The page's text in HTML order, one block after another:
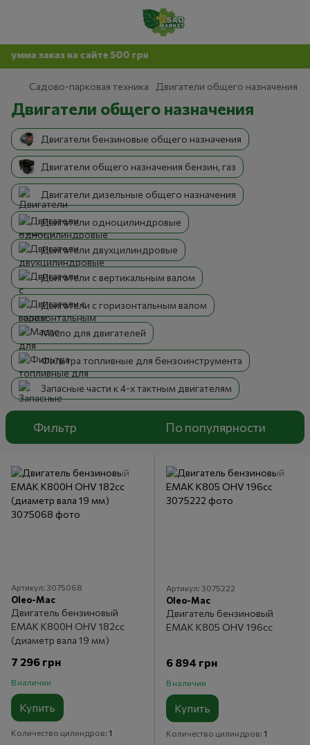
сайте 500 грн
Садово-парковая техника Двигатели общего назначения
Двигатели общего назначения
Двигатели бензиновые общего назначения
Двигатели общего назначения бензин, газ
Двигатели дизельные общего назначения
Двигатели одноцилиндровые
Двигатели двухцилиндровые
Двигатели с вертикальным валом
Двигатели с горизонтальным валом
Масло для двигателей
Фильтра топливные для бензоинструмента
Запасные части к 4-х тактным двигателям
Фильтр По популярности
Артикул: 3075068
Oleo-Mac
Двигатель бензиновый
ЕМАК К800H OHV 182cc
(диаметр вала 19 мм)
7 296 грн
В наличии
Купить
Количество цилиндров 1
Артикул: 3075222
Oleo-Mac
Двигатель бензиновый
ЕМАК К805 OHV 196сс
6 894 грн
В наличии
Купить
Количество цилиндров 1